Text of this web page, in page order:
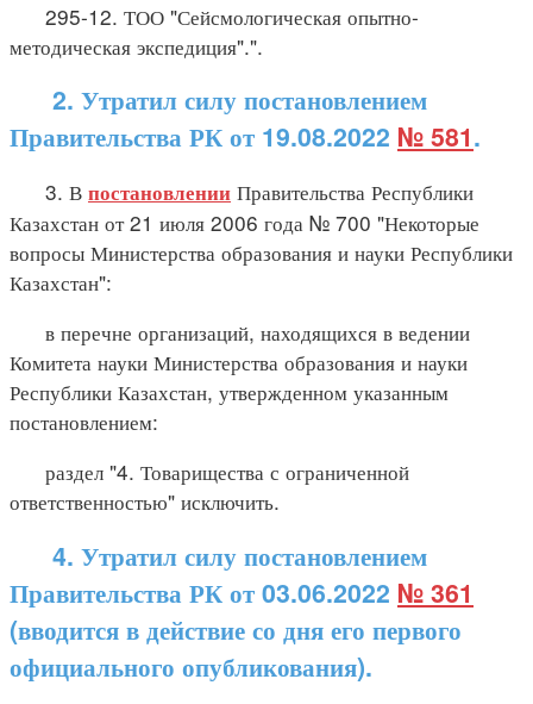
295-12. ТОО "Сейсмологическая опытно-
методическая экспедиция".".
2. Утратил силу постановлением
Правительства РК от 19.08.2022 № 581.
3. В постановлении Правительства Республики
Казахстан от 21 июля 2006 года № 700 "Некоторые
вопросы Министерства образования и науки Республики
Казахстан":
в перечне организаций, находящихся в ведении
Комитета науки Министерства образования и науки
Республики Казахстан, утвержденном указанным
постановлением:
раздел "4. Товарищества с ограниченной
ответственностью" исключить.
4. Утратил силу постановлением
Правительства РК от 03.06.2022 № 361
(вводится в действие со дня его первого
официального опубликования).